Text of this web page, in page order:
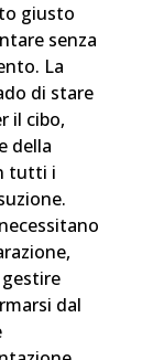
giusto
senza
La
di stare
il cibo,
della
tutti i
dal